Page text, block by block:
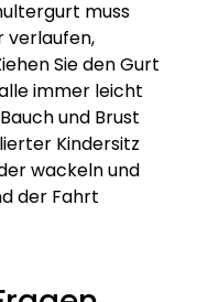
muss
verlaufen,
Sie den Gurt
immer leicht
und Brust
Kindersitz
wackeln und
der Fahrt